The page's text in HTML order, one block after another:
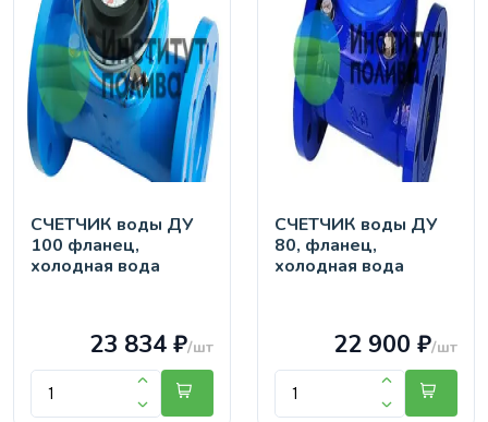
СЧЕТЧИК воды ДУ
100 фланец,
холодная вода
23 834 ₽/шт
СЧЕТЧИК воды ДУ
80, фланец,
холодная вода
22 900 ₽/шт